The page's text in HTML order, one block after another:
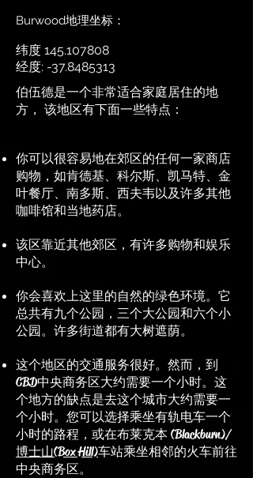
Burwood地理坐标：
纬度 145.107808
经度: -37.8485313
伯伍德是一个非常适合家庭居住的地
方， 该地区有下面一些特点：
你可以很容易地在郊区的任何一家商店
购物，如肯德基、科尔斯、凯马特、金
叶餐厅、南多斯、西夫韦以及许多其他
咖啡馆和当地药店。
该区靠近其他郊区，有许多购物和娱乐
中心。
你会喜欢上这里的自然的绿色环境。它
总共有九个公园，三个大公园和六个小
公园。许多街道都有大树遮荫。
这个地区的交通服务很好。然而，到
CBD中央商务区大约需要一个小时。这
个地方的缺点是去这个城市大约需要一
个小时。您可以选择乘坐有轨电车一个
小时的路程，或在布莱克本 (Blackburn)/
博士山(Box Hill)车站乘坐相邻的火车前往
中央商务区。